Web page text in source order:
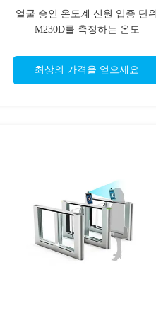
얼굴 승인 온도계 신원 입증 단위
M230D를 측정하는 온도
최상의 가격을 얻으세요